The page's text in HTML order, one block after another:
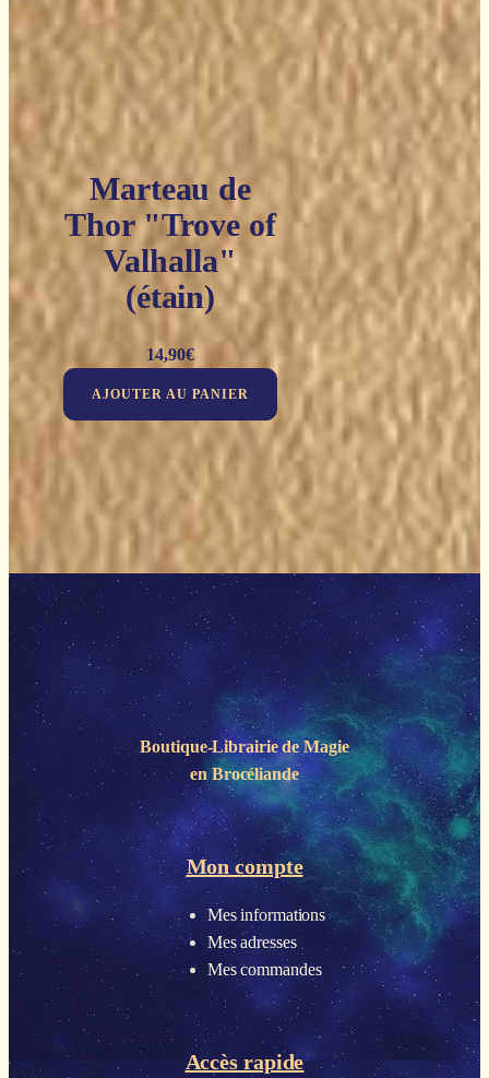
Marteau de
Thor "Trove of
Valhalla"
(étain)
14,90€
AJOUTER AU PANIER
Boutique-Librairie deMagie
en Brocéliande
Mon compte
Mes informations
Mes adresses
Mes commandes
Accès rapide